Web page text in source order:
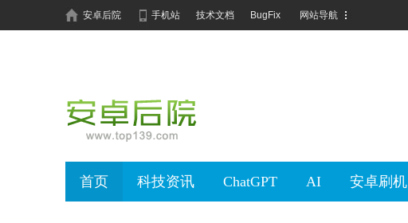
安卓后院 手机站 技术文档 BugFix 网站导航
首页 科技资讯 ChatGPT AI 安卓刷机